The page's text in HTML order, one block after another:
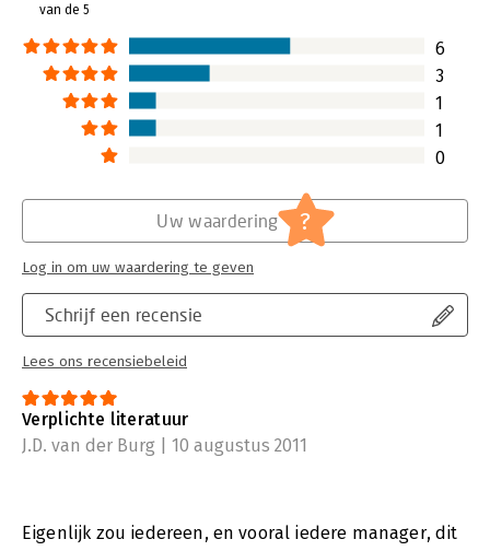
van de 5
6
3
1
1
0
Schrijf een recensie
Lees ons recensiebeleid
Uw waardering ?
Log in om uw waardering te geven
Verplichte literatuur
J.D. van der Burg | 10 augustus 2011
Eigenlijk zou iedereen, en vooral iedere manager, dit